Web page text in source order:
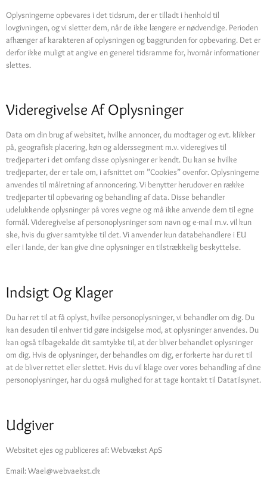
Oplysningerne opbevares i det tidsrum, der er tilladt i henhold til
lovgivningen, og vi sletter dem, når de ikke længere er nødvendige. Perioden
afhænger af karakteren af oplysningen og baggrunden for opbevaring. Det er
derfor ikke muligt at angive en generel tidsramme for, hvornår informationer
slettes.
Videregivelse Af Oplysninger
Data om din brug af websitet, hvilke annoncer, du modtager og evt. klikker
på, geografisk placering, køn og alderssegment m.v. videregives til
tredjeparter i det omfang disse oplysninger er kendt. Du kan se hvilke
tredjeparter, der er tale om, i afsnittet om ”Cookies” ovenfor. Oplysningerne
anvendes til målretning af annoncering. Vi benytter herudover en række
tredjeparter til opbevaring og behandling af data. Disse behandler
udelukkende oplysninger på vores vegne og må ikke anvende dem til egne
formål. Videregivelse af personoplysninger som navn og e-mail m.v. vil kun
ske, hvis du giver samtykke til det. Vi anvender kun databehandlere i EU
eller i lande, der kan give dine oplysninger en tilstrækkelig beskyttelse.
Indsigt Og Klager
Du har ret til at få oplyst, hvilke personoplysninger, vi behandler om dig. Du
kan desuden til enhver tid gøre indsigelse mod, at oplysninger anvendes. Du
kan også tilbagekalde dit samtykke til, at der bliver behandlet oplysninger
om dig. Hvis de oplysninger, der behandles om dig, er forkerte har du ret til
at de bliver rettet eller slettet. Hvis du vil klage over vores behandling af dine
personoplysninger, har du også mulighed for at tage kontakt til Datatilsynet.
Udgiver
Websitet ejes og publiceres af: Webvækst ApS
Email:Wael@webvaekst.dk